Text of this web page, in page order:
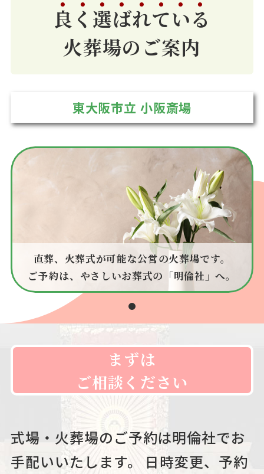
良 く 選ばれている
火葬場のご案内
東大阪市立 小阪斎場
直葬、火葬式が可能な公営の火葬場です。
ご予約は、やさしいお葬式の「明倫社」へ。
まずは
ご相談ください
式場・火葬場のご予約は明倫社でお
手配いいたします。
日時変更、予約